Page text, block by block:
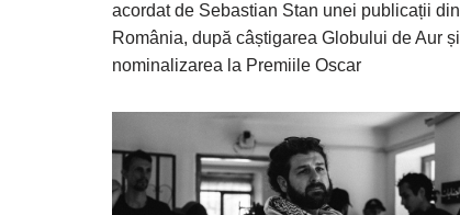
acordat de Sebastian Stan unei publicații din
România, după câștigarea Globului de Aur și
nominalizarea la Premiile Oscar